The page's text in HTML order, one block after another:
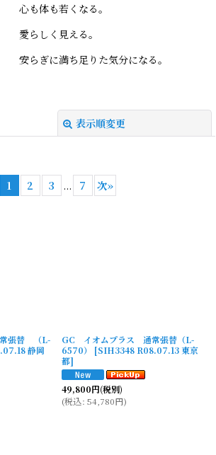
心も体も若くなる。
愛らしく見える。
安らぎに満ち足りた気分になる。
表示順変更
1 2 3 ... 7 次»
張替 （L-
静岡
GC イオムプラス 通常張替（L-
6570）
[SIH3348 R08.07.13 東京
都]
49,800円(税別)
(税込: 54,780円)